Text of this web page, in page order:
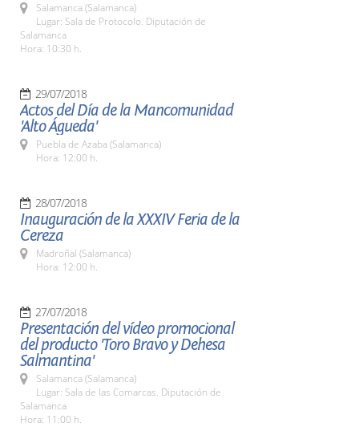
Salamanca (Salamanca)
Lugar: Sala de Protocolo. Diputación de
Salamanca
Hora: 10:30 h.
29/07/2018
Actos del Día de la Mancomunidad
'Alto Águeda'
Puebla de Azaba (Salamanca)
Hora: 12:00 h.
28/07/2018
Inauguración de la XXXIV Feria de la
Cereza
Madroñal (Salamanca)
Hora: 12:00 h.
27/07/2018
Presentación del vídeo promocional
del producto 'Toro Bravo y Dehesa
Salmantina'
Salamanca (Salamanca)
Lugar: Sala de las Comarcas. Diputación de
Salamanca
Hora: 11:00 h.